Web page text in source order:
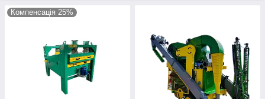
Компенсація 25%